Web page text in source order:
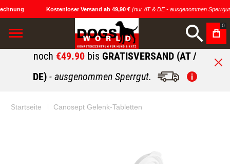
Kostenloser Versand ab 49,90 €(nur AT & DE - ausgenommen Sperrgut)
0
noch €49.90 bis GRATISVERSAND (AT /
DE) - ausgenommen Sperrgut.
Startseite Canosept Gelenk-Tabletten